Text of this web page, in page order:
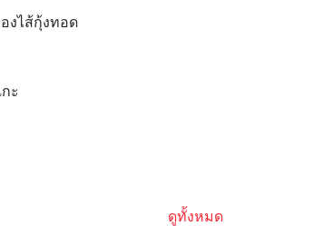
งไส้กุ้งทอด
ะ
ดูทั้งหมด